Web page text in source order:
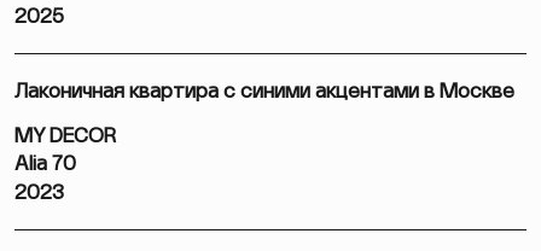
2025
Лаконичная квартира с синими акцентами в Москве
MY DECOR
Alia 70
2023